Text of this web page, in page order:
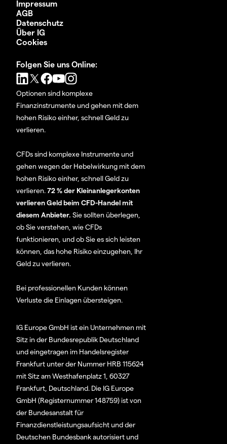
Impressum
AGB
Datenschutz
Über IG
Cookies
Folgen Sie uns Online:
Optionen sind komplexe
Finanzinstrumente und gehen mit dem
hohen Risiko einher, schnell Geld zu
verlieren.
CFDs sind komplexe Instrumente und
gehen wegen der Hebelwirkung mit dem
hohen Risiko einher, schnell Geld zu
verlieren.72 % der Kleinanlegerkonten
verlieren Geld beim CFD-Handel mit
diesem Anbieter. Sie sollten überlegen,
ob Sie verstehen, wie CFDs
funktionieren, und ob Sie es sich leisten
können, das hohe Risiko einzugehen, Ihr
Geld zu verlieren.
Bei professionellen Kunden können
Verluste die Einlagen übersteigen.
IG Europe GmbH ist ein Unternehmen mit
Sitz in der Bundesrepublik Deutschland
und eingetragen im Handelsregister
Frankfurt unter der Nummer HRB 115624
mit Sitz am Westhafenplatz 1, 60327
Frankfurt, Deutschland. Die IG Europe
GmbH (Registernummer 148759) ist von
der Bundesanstalt für
Finanzdienstleistungsaufsicht und der
Deutschen Bundesbank autorisiert und